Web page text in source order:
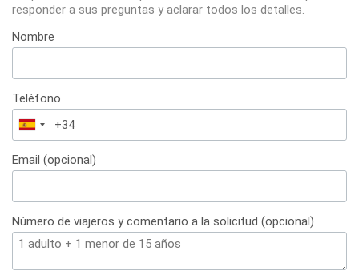
responder a sus preguntas y aclarar todos los detalles.
Nombre
Teléfono
España
+34
Email (opcional)
Número de viajeros y comentario a la solicitud (opcional)